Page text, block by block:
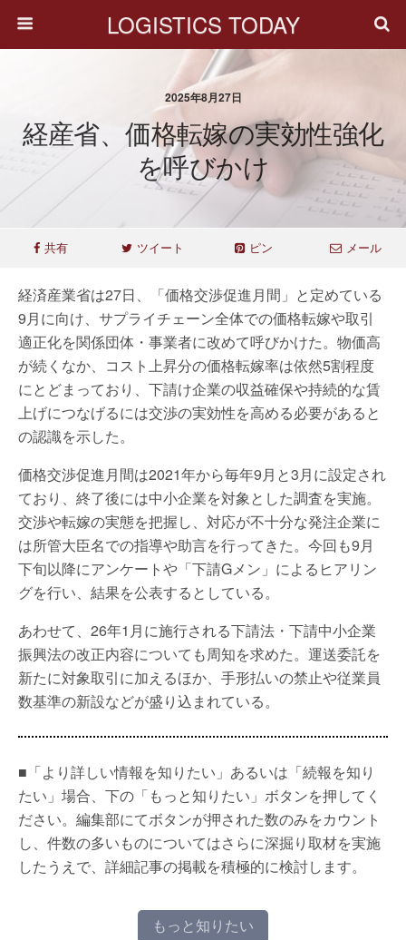
LOGISTICS TODAY
2025年8月27日
経産省、価格転嫁の実効性強化
を呼びかけ
共有 ツイート ピン メール
経済産業省は27日、「価格交渉促進月間」と定めている
9月に向け、サプライチェーン全体での価格転嫁や取引
適正化を関係団体・事業者に改めて呼びかけた。物価高
が続くなか、コスト上昇分の価格転嫁率は依然5割程度
にとどまっており、下請け企業の収益確保や持続的な賃
上げにつなげるには交渉の実効性を高める必要があると
の認識を示した。
価格交渉促進月間は2021年から毎年9月と3月に設定され
ており、終了後には中小企業を対象とした調査を実施。
交渉や転嫁の実態を把握し、対応が不十分な発注企業に
は所管大臣名での指導や助言を行ってきた。今回も9月
下旬以降にアンケートや「下請Gメン」によるヒアリン
グを行い、結果を公表するとしている。
あわせて、26年1月に施行される下請法・下請中小企業
振興法の改正内容についても周知を求めた。運送委託を
新たに対象取引に加えるほか、手形払いの禁止や従業員
数基準の新設などが盛り込まれている。
■「より詳しい情報を知りたい」あるいは「続報を知り
たい」場合、下の「もっと知りたい」ボタンを押してく
ださい。編集部にてボタンが押された数のみをカウント
し、件数の多いものについてはさらに深掘り取材を実施
したうえで、詳細記事の掲載を積極的に検討します。
もっと知りたい